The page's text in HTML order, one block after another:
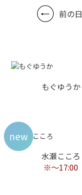
前の日
もぐゆうか
水瀬こころ
※〜17:00
new